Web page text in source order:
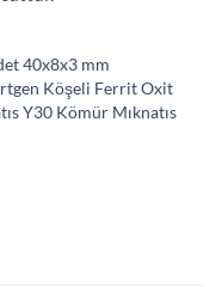
40x8x3 mm
Köşeli Ferrit Oxit
Y30 Kömür Mıknatıs